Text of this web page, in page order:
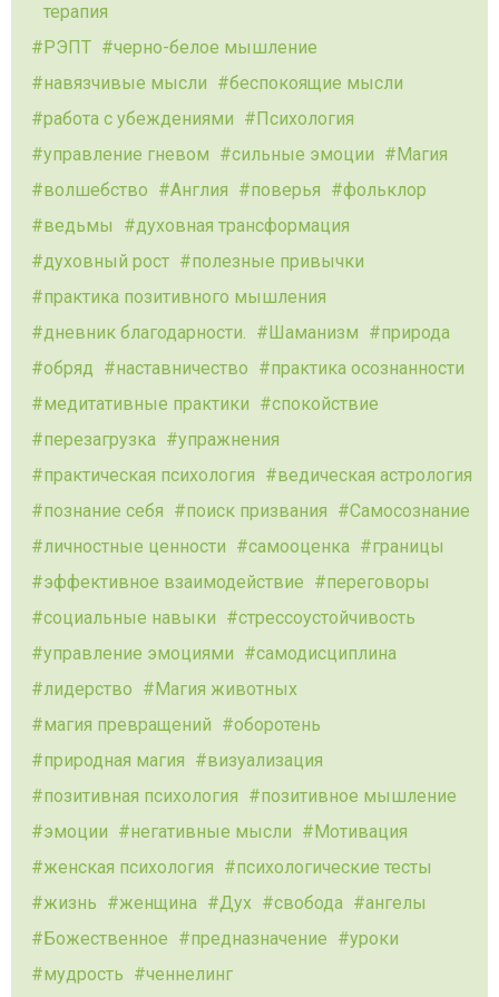
терапия
РЭПТ
черно-белое мышление
навязчивые мысли
беспокоящие мысли
работа с убеждениями
Психология
управление гневом
сильные эмоции
Магия
волшебство
Англия поверья
фольклор
ведьмы
духовная трансформация
духовный рост
полезные привычки
практика позитивного мышления
дневник благодарности.
Шаманизм
природа
обряд
наставничество
практика осознанности
медитативные практики
спокойствие
перезагрузка
упражнения
практическая психология
ведическая астрология
познание себя
поиск призвания
Самосознание
личностные ценности
самооценка
границы
эффективное взаимодействие
переговоры
социальные навыки
стрессоустойчивость
управление эмоциями
самодисциплина
лидерство
Магия животных
магия превращений
оборотень
природная магия
визуализация
позитивная психология
позитивное мышление
эмоции
негативные мысли
Мотивация
женская психология
психологические тесты
жизнь
женщина Дух свобода
ангелы
Божественное
предназначение
уроки
мудрость
ченнелинг